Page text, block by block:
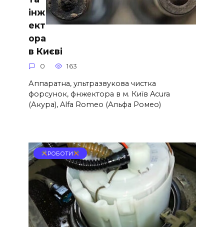
інж
ект
ора
в Києві
0 163
Аппаратна, ультразвукова чистка
форсунок, фнжектора в м. Київ Acura
(Акура), Alfa Romeo (Альфа Ромео)
РОБОТИ